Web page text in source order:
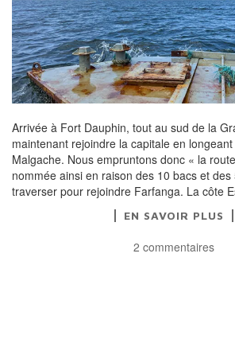
Arrivée à Fort Dauphin, tout au sud de la
maintenant rejoindre la capitale en
Malgache. Nous empruntons donc « la
nommée ainsi en raison des 10 bacs et des
traverser pour rejoindre Farfanga. La côte
EN SAVOIR PLUS
2 commentaires